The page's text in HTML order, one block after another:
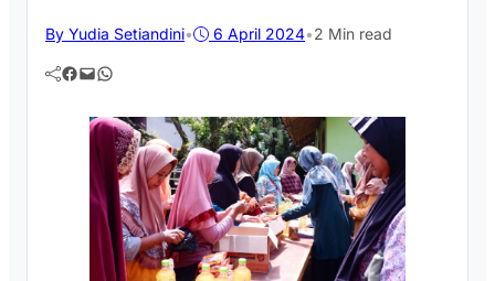
By Yudia Setiandini• 6 April 2024•2 Min read
Facebook Mail WhatsApp